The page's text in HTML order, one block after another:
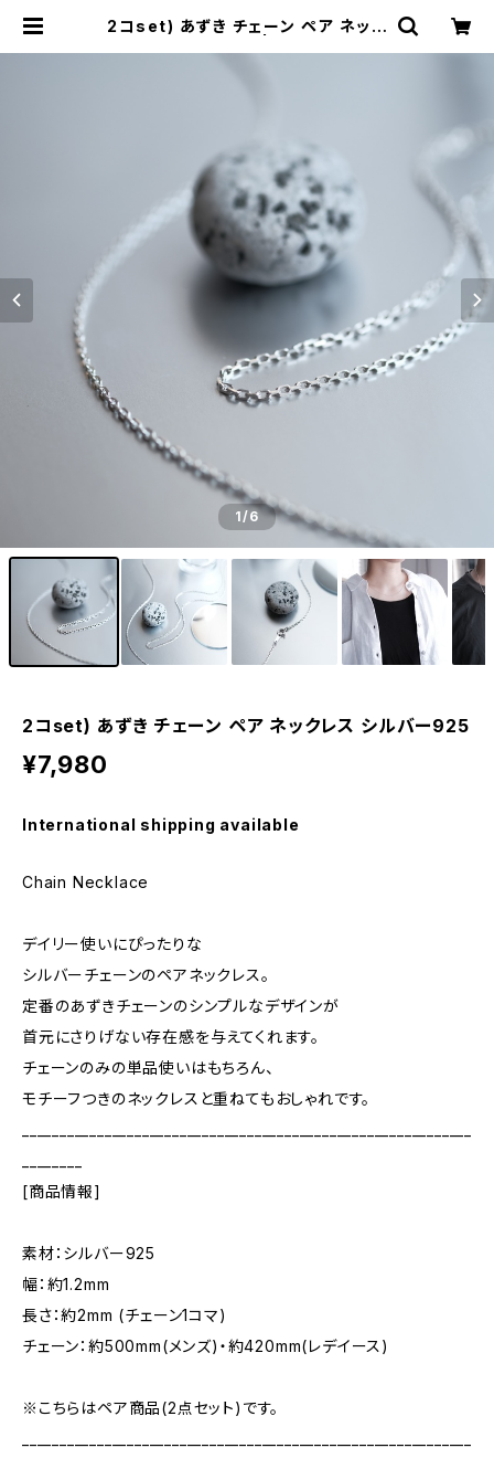
2コset) あずき チェーン ペア ネック
1/6
2コset) あずき チェーン ペア ネックレス シルバー925
¥7,980
International shipping available
Chain Necklace
デイリー使いにぴったりな
シルバーチェーンのペアネックレス。
定番のあずきチェーンのシンプルなデザインが
首元にさりげない存在感を与えてくれます。
チェーンのみの単品使いはもちろん、
モチーフつきのネックレスと重ねてもおしゃれです。
[商品情報]
素材：シルバー925
幅：約1.2mm
長さ：約2mm (チェーン1コマ)
チェーン：約500mm(メンズ)・約420mm(レデイース)
※こちらはペア商品(2点セット)です。